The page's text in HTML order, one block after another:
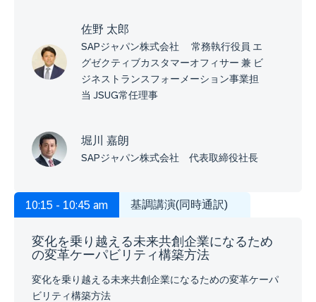
佐野 太郎
SAPジャパン株式会社 常務執行役員 エ
グゼクティブカスタマーオフィサー 兼 ビ
ジネストランスフォーメーション事業担
当 JSUG常任理事
堀川 嘉朗
SAPジャパン株式会社 代表取締役社長
10:15 - 10:45 am 基調講演(同時通訳)
変化を乗り越える未来共創企業になるため
の変革ケーパビリティ構築方法
変化を乗り越える未来共創企業になるための変革ケーパ
ビリティ構築方法